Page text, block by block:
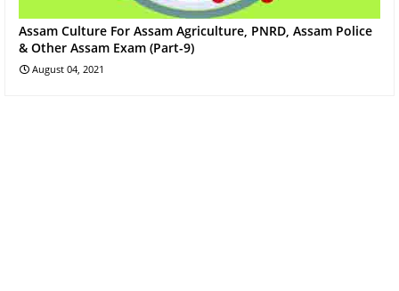
Assam Culture For Assam Agriculture, PNRD, Assam Police
& Other Assam Exam (Part-9)
August 04, 2021